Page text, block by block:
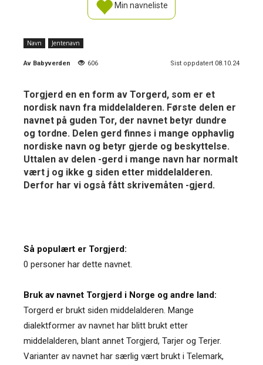
Min navneliste
Navn Jentenavn
Av Babyverden 606 Sist oppdatert 08.10.24
Torgjerd en en form av Torgerd, som er et
nordisk navn fra middelalderen. Første delen er
navnet på guden Tor, der navnet betyr dundre
og tordne. Delen gerd finnes i mange opphavlig
nordiske navn og betyr gjerde og beskyttelse.
Uttalen av delen -gerd i mange navn har normalt
vært j og ikke g siden etter middelalderen.
Derfor har vi også fått skrivemåten -gjerd.
Så populært er Torgjerd:
0 personer har dette navnet.
Bruk av navnet Torgjerd i Norge og andre land:
Torgerd er brukt siden middelalderen. Mange
dialektformer av navnet har blitt brukt etter
middelalderen, blant annet Torgjerd, Tarjer og Terjer.
Varianter av navnet har særlig vært brukt i Telemark,